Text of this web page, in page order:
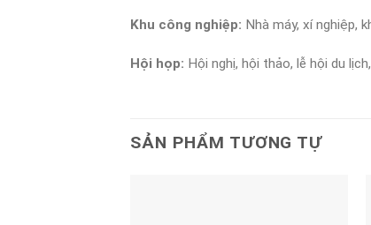
Khu công nghiệp: Nhà máy, xí nghiệp,
Hội họp: Hội nghị, hội thảo, lễ hội du
SẢN PHẨM TƯƠNG TỰ